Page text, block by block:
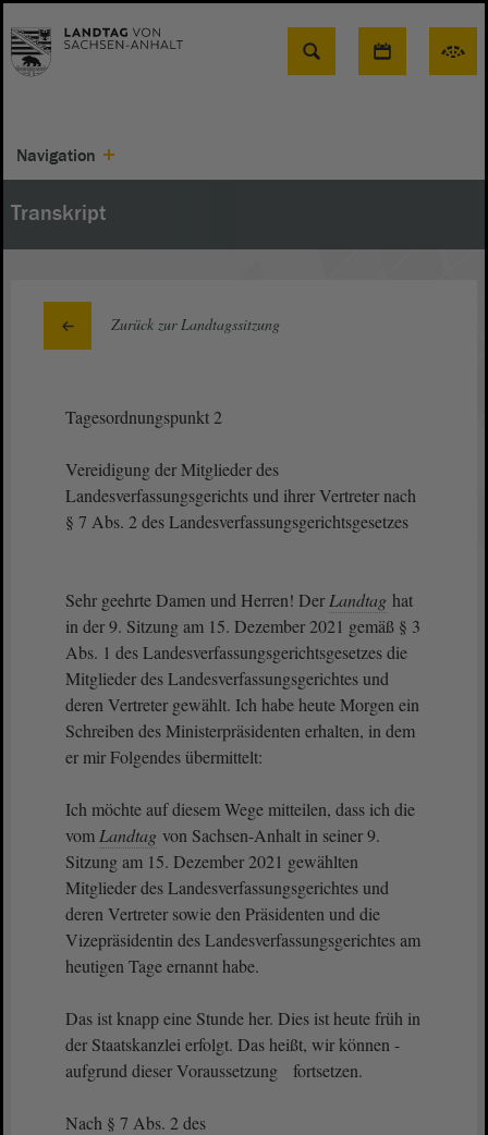
Suche
Navigation
Transkript
Zurück zur Landtagssitzung
Tagesordnungspunkt 2
Vereidigung der Mitglieder des
Landesverfassungsgerichts und ihrer Vertreter nach
§ 7 Abs. 2 des Landesverfassungsgerichtsgesetzes
Sehr geehrte Damen und Herren! Der Landtag hat
in der 9. Sitzung am 15. Dezember 2021 gemäß § 3
Abs. 1 des Landesverfassungsgerichtsgesetzes die
Mitglieder des Landesverfassungsgerichtes und
deren Vertreter gewählt. Ich habe heute Morgen ein
Schreiben des Ministerpräsidenten erhalten, in dem
er mir Folgendes übermittelt:
Ich möchte auf diesem Wege mitteilen, dass ich die
vom Landtag von Sachsen-Anhalt in seiner 9.
Sitzung am 15. Dezember 2021 gewählten
Mitglieder des Landesverfassungsgerichtes und
deren Vertreter sowie den Präsidenten und die
Vizepräsidentin des Landesverfassungsgerichtes am
heutigen Tage ernannt habe.
Das ist knapp eine Stunde her. Dies ist heute früh in
der Staatskanzlei erfolgt. Das heißt, wir können -
aufgrund dieser Voraussetzung fortsetzen.
Nach § 7 Abs. 2 des